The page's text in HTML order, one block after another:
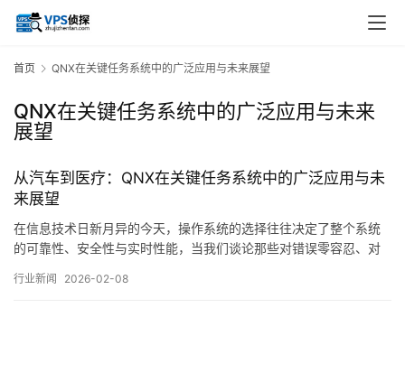
首页 QNX在关键任务系统中的广泛应用与未来展望
QNX在关键任务系统中的广泛应用与未来
展望
从汽车到医疗：QNX在关键任务系统中的广泛应用与未
来展望
在信息技术日新月异的今天，操作系统的选择往往决定了整个系统
的可靠性、安全性与实时性能，当我们谈论那些对错误零容忍、对
——QNX，这款由加拿大QNX软件系统有限公司开发的实时操作系
行业新闻 2026-02-08